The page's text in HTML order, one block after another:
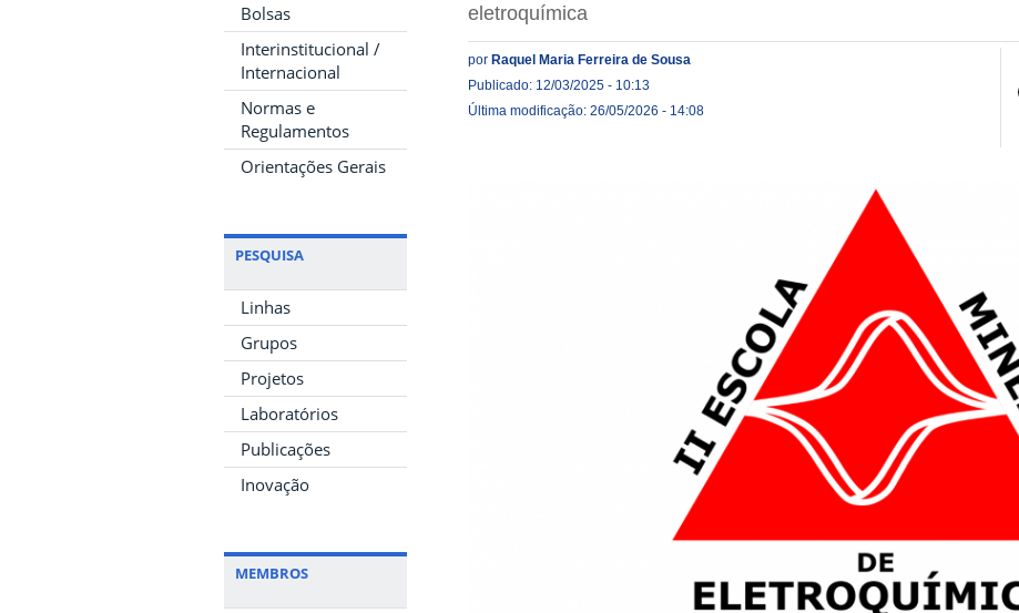
Bolsas
Interinstitucional /
Internacional
Normas e
Regulamentos
Orientações Gerais
PESQUISA
Linhas
Grupos
Projetos
Laboratórios
Publicações
Inovação
MEMBROS
eletroquímica
por Raquel Maria Ferreira de Sousa
Publicado: 12/03/2025 - 10:13
Última modificação: 26/05/2026 - 14:08